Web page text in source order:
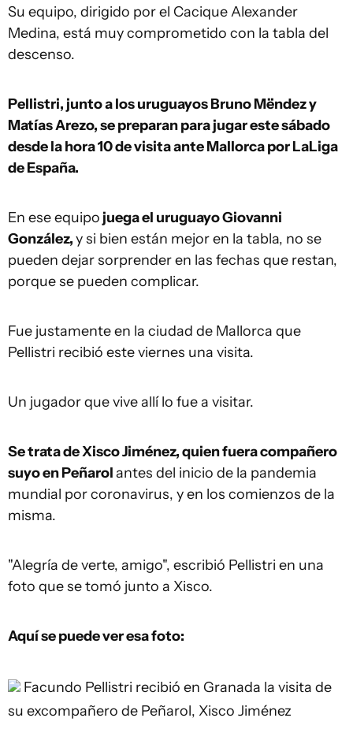
Su equipo, dirigido por el Cacique Alexander
Medina, está muy comprometido con la tabla del
descenso.
Pellistri, junto a los uruguayos Bruno Mëndez y
Matías Arezo, se preparan para jugar este sábado
desde la hora 10 de visita ante Mallorca por LaLiga
de España.
En ese equipo juega el uruguayo Giovanni
González,y si bien están mejor en la tabla, no se
pueden dejar sorprender en las fechas que restan,
porque se pueden complicar.
Fue justamente en la ciudad de Mallorca que
Pellistri recibió este viernes una visita.
Un jugador que vive allí lo fue a visitar.
Se trata de Xisco Jiménez, quien fuera compañero
suyo en Peñarolantes del inicio de la pandemia
mundial por coronavirus, y en los comienzos de la
misma.
"Alegría de verte, amigo", escribió Pellistri en una
foto que se tomó junto a Xisco.
Aquí se puede ver esa foto:
Facundo Pellistri recibió en Granada la visita de
su excompañero de Peñarol, Xisco Jiménez